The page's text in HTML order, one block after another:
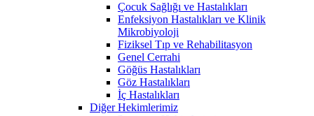
Çocuk Sağlığı ve Hastalıkları
Enfeksiyon Hastalıkları ve Klinik
Mikrobiyoloji
Fiziksel Tıp ve Rehabilitasyon
Genel Cerrahi
Göğüs Hastalıkları
Göz Hastalıkları
İç Hastalıkları
Diğer Hekimlerimiz